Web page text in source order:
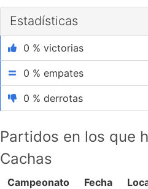
Estadísticas
0 % victorias
0 % empates
0 % derrotas
Partidos en los que
Cachas
Campeonato Fecha